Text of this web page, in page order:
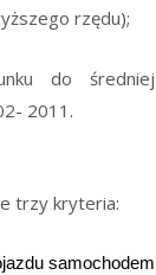
rzędu);
do średniej
2002- 2011.
kryteria:
samochodem